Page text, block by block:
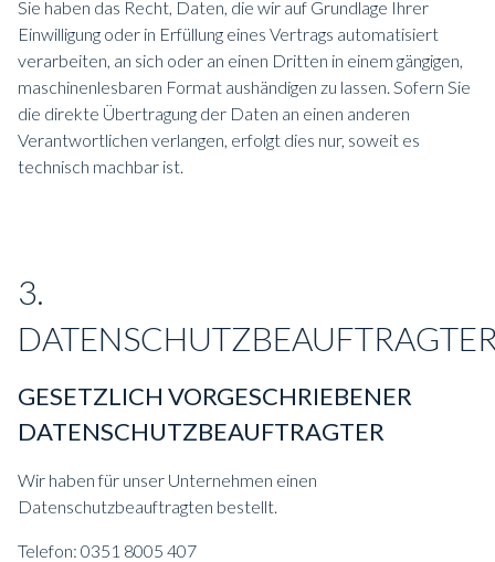
Sie haben das Recht, Daten, die wir auf Grundlage Ihrer
Einwilligung oder in Erfüllung eines Vertrags automatisiert
verarbeiten, an sich oder an einen Dritten in einem gängigen,
maschinenlesbaren Format aushändigen zu lassen. Sofern Sie
die direkte Übertragung der Daten an einen anderen
Verantwortlichen verlangen, erfolgt dies nur, soweit es
technisch machbar ist.
3.
GESETZLICH VORGESCHRIEBENER
DATENSCHUTZBEAUFTRAGTER
Wir haben für unser Unternehmen einen
Datenschutzbeauftragten bestellt.
Telefon: 0351 8005 407